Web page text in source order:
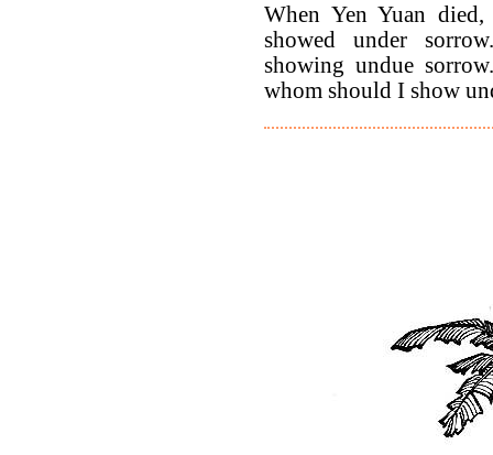
When Yen Yuan
showed under
showing undue
whom should I show